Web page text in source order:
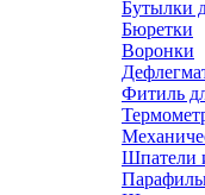
Бутылки
Бюретки
Воронки
Фитиль
Шпатели